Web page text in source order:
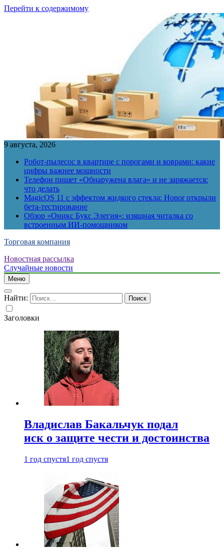
Перейти к содержимому
9 августа, 2026
Робот-пылесос в квартире с порогами и коврами: какие
цифры важнее мощности
Телефон пишет «Обнаружена влага» и не заряжается:
что делать
MagicOS 11 с эффектом жидкого стекла: Honor открыли
бета-тестирование
Обзор «Оникс Букс Элегия»: изящная читалка со
встроенным ИИ-помощником
Торговая компания
Новостная рассылка
Случайные новости
Меню
Найти:
Заголовки
Владислав Бакальчук подал
иск о защите чести и достоинства
1 год спустя1 год спустя